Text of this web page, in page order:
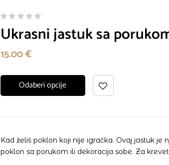
Ukrasni jastuk sa
15.00€
Odaberi opcije
Kad želiš poklon koji nije igračka. Ovaj jastuk je
poklon sa porukom ili dekoracija sobe. Za